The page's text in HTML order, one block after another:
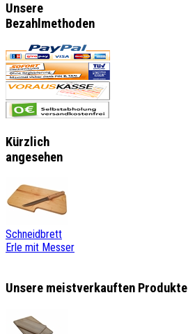
Unsere
Bezahlmethoden
Kürzlich
angesehen
Schneidbrett
Erle mit Messer
Unsere meistverkauften Produkte